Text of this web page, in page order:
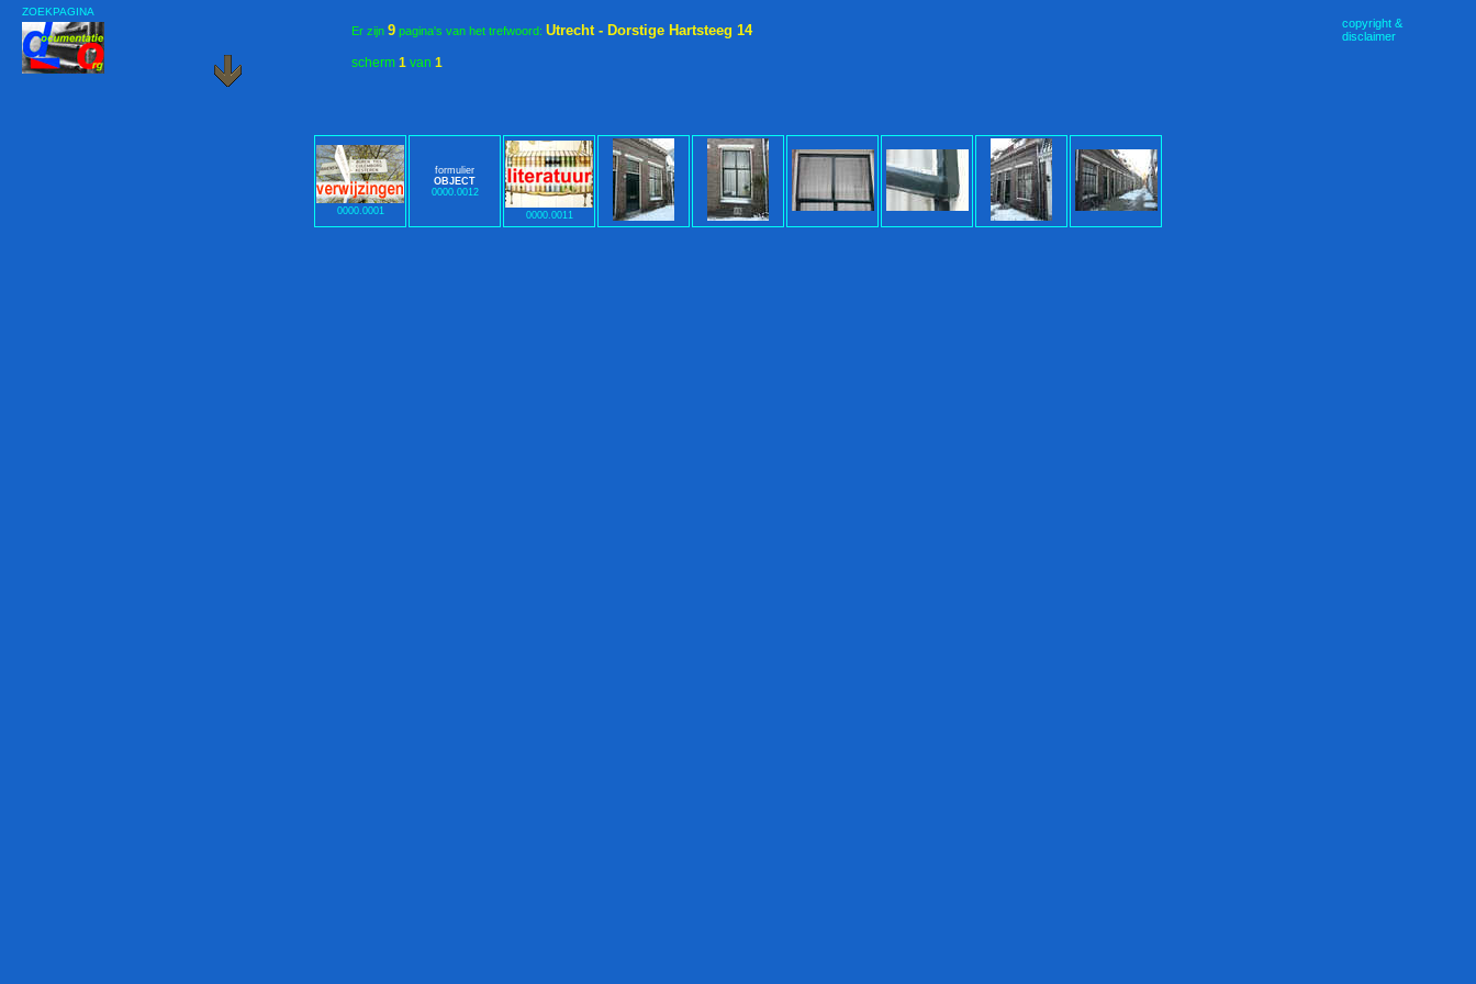
copyright &
disclaimer
ZOEKPAGINA
Er zijn 9 pagina's van het trefwoord: Utrecht - Dorstige Hartsteeg 14
0000.0001
formulier
OBJECT
0000.0012
0000.0011
scherm 1 van 1